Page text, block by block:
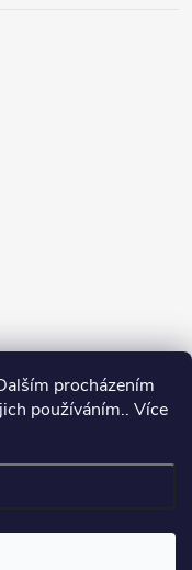
procházením
používáním.. Více